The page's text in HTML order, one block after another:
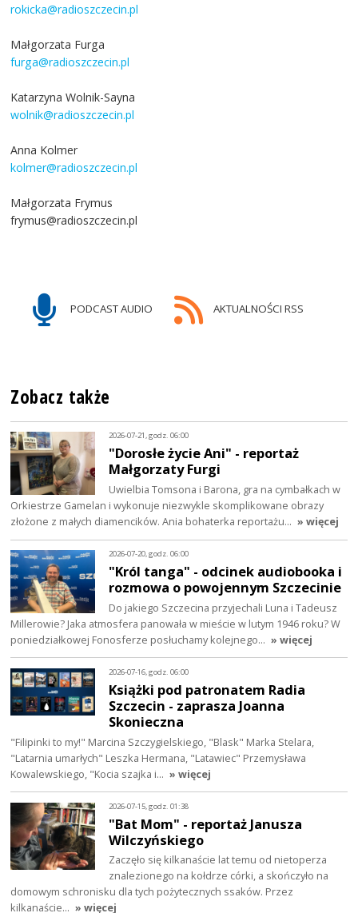
rokicka@radioszczecin.pl
Małgorzata Furga
furga@radioszczecin.pl
Katarzyna Wolnik-Sayna
wolnik@radioszczecin.pl
Anna Kolmer
kolmer@radioszczecin.pl
Małgorzata Frymus
frymus@radioszczecin.pl
PODCAST AUDIO AKTUALNOŚCI RSS
Zobacz także
2026-07-21, godz. 06:00
"Dorosłe życie Ani" - reportaż
Małgorzaty Furgi
Uwielbia Tomsona i Barona, gra na cymbałkach w
Orkiestrze Gamelan i wykonuje niezwykle skomplikowane obrazy
złożone z małych diamencików. Ania bohaterka reportażu… » więcej
2026-07-20, godz. 06:00
"Król tanga" - odcinek audiobooka i
rozmowa o powojennym Szczecinie
Do jakiego Szczecina przyjechali Luna i Tadeusz
Millerowie? Jaka atmosfera panowała w mieście w lutym 1946 roku? W
poniedziałkowej Fonosferze posłuchamy kolejnego… » więcej
2026-07-16, godz. 06:00
Książki pod patronatem Radia
Szczecin - zaprasza Joanna
Skonieczna
"Filipinki to my!" Marcina Szczygielskiego, "Blask" Marka Stelara,
"Latarnia umarłych" Leszka Hermana, "Latawiec" Przemysława
Kowalewskiego, "Kocia szajka i… » więcej
2026-07-15, godz. 01:38
"Bat Mom" - reportaż Janusza
Wilczyńskiego
Zaczęło się kilkanaście lat temu od nietoperza
znalezionego na kołdrze córki, a skończyło na
domowym schronisku dla tych pożytecznych ssaków. Przez
kilkanaście… » więcej